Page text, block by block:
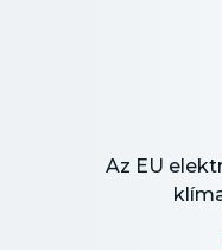
Az EU